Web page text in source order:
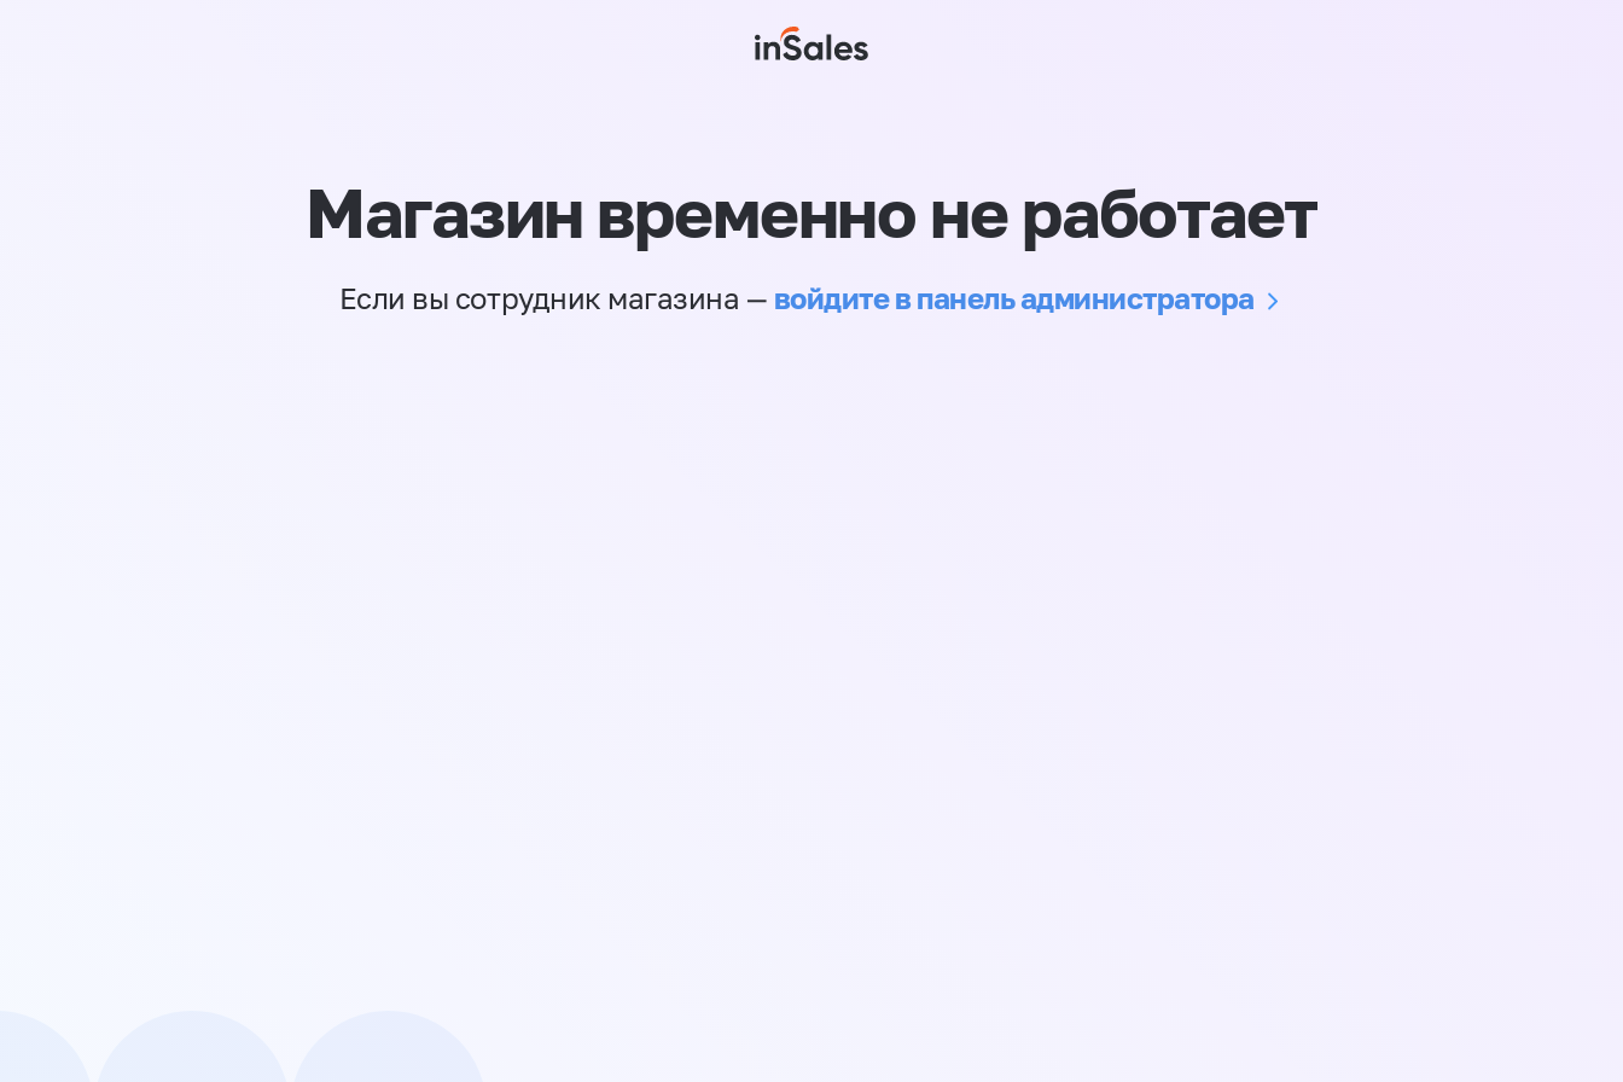
Магазин временно не работает
Если вы сотрудник магазина — войдите в панель администратора